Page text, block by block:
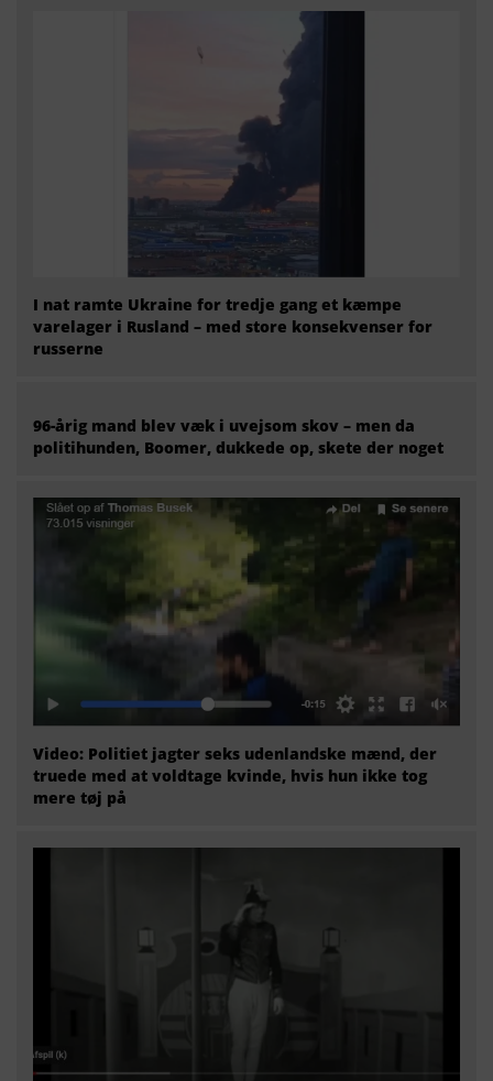
I nat ramte Ukraine for tredje gang et kæmpe
varelager i Rusland – med store konsekvenser for
russerne
96-årig mand blev væk i uvejsom skov – men da
politihunden, Boomer, dukkede op, skete der noget
Video: Politiet jagter seks udenlandske mænd, der
truede med at voldtage kvinde, hvis hun ikke tog
mere tøj på